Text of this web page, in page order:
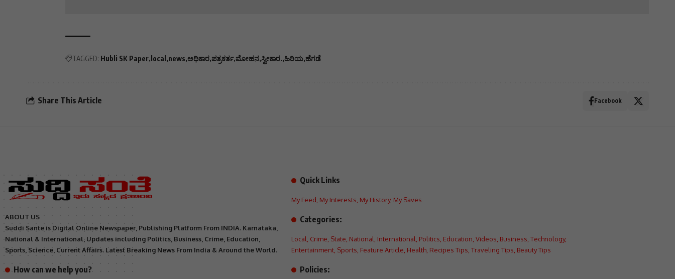
TAGGED: Hubli SK Paper local news ಅಧಿಕಾರ ಪತ್ರಕರ್ತ ಮೋಹನ ಸ್ವೀಕಾರ. ಹಿರಿಯ ಹೆಗಡೆ
Share This Article Facebook
ABOUT US
Suddi Sante is Digital Online Newspaper, Publishing Platform From INDIA. Karnataka,
National & International, Updates including Politics, Business, Crime, Education,
Sports, Science, Current Affairs. Latest Breaking News From India & Around the World.
How can we help you?
Quick Links
My Feed My Interests My History, My Saves
Categories:
Local Crime State National International Politics Education Videos Business Technology,
Entertainment Sports Feature Article Health Recipes Tips Traveling Tips Beauty Tips
Policies: